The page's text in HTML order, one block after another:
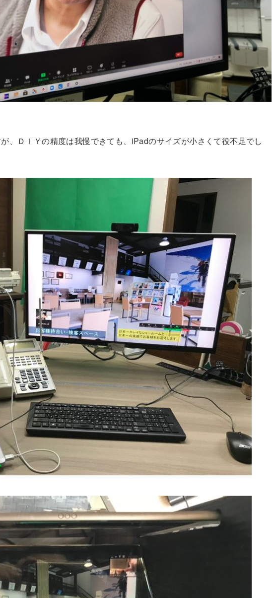
、ＤＩＹの精度は我慢できても、iPadのサイズが小さくて役不足でし